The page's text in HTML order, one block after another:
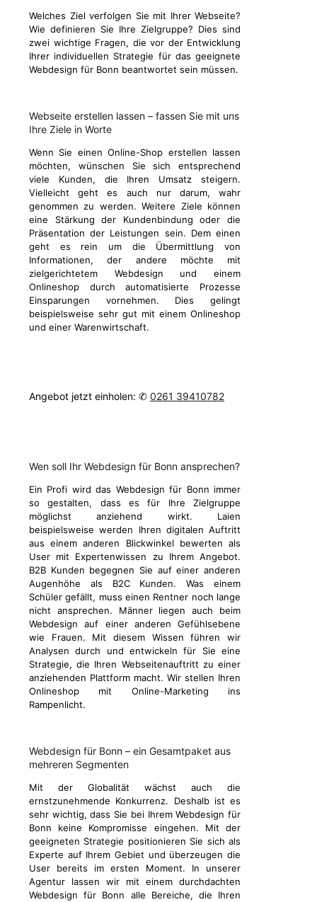
Welches Ziel verfolgen Sie mit Ihrer Webseite?
Wie definieren Sie Ihre Zielgruppe? Dies sind
zwei wichtige Fragen, die vor der Entwicklung
Ihrer individuellen Strategie für das geeignete
Webdesign für Bonn beantwortet sein müssen.
Webseite erstellen lassen – fassen Sie mit uns
Ihre Ziele in Worte
Wenn Sie einen Online-Shop erstellen lassen
möchten, wünschen Sie sich entsprechend
viele Kunden, die Ihren Umsatz steigern.
Vielleicht geht es auch nur darum, wahr
genommen zu werden. Weitere Ziele können
eine Stärkung der Kundenbindung oder die
Präsentation der Leistungen sein. Dem einen
geht es rein um die Übermittlung von
Informationen, der andere möchte mit
zielgerichtetem Webdesign und einem
Onlineshop durch automatisierte Prozesse
Einsparungen vornehmen. Dies gelingt
beispielsweise sehr gut mit einem Onlineshop
und einer Warenwirtschaft.
Angebot jetzt einholen: ✆ 0261 39410782
Wen soll Ihr Webdesign für Bonn ansprechen?
Ein Profi wird das Webdesign für Bonn immer
so gestalten, dass es für Ihre Zielgruppe
möglichst anziehend wirkt. Laien
beispielsweise werden Ihren digitalen Auftritt
aus einem anderen Blickwinkel bewerten als
User mit Expertenwissen zu Ihrem Angebot.
B2B Kunden begegnen Sie auf einer anderen
Augenhöhe als B2C Kunden. Was einem
Schüler gefällt, muss einen Rentner noch lange
nicht ansprechen. Männer liegen auch beim
Webdesign auf einer anderen Gefühlsebene
wie Frauen. Mit diesem Wissen führen wir
Analysen durch und entwickeln für Sie eine
Strategie, die Ihren Webseitenauftritt zu einer
anziehenden Plattform macht. Wir stellen Ihren
Onlineshop mit Online-Marketing ins
Rampenlicht.
Webdesign für Bonn – ein Gesamtpaket aus
mehreren Segmenten
Mit der Globalität wächst auch die
ernstzunehmende Konkurrenz. Deshalb ist es
sehr wichtig, dass Sie bei Ihrem Webdesign für
Bonn keine Kompromisse eingehen. Mit der
geeigneten Strategie positionieren Sie sich als
Experte auf Ihrem Gebiet und überzeugen die
User bereits im ersten Moment. In unserer
Agentur lassen wir mit einem durchdachten
Webdesign für Bonn alle Bereiche, die Ihren